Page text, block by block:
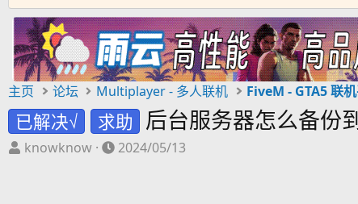
主页 论坛 Multiplayer - 多人联机 FiveM - GTA5 联
已解决√ 求助 后台服务器怎么备份
主
knowknow
开
2024/05/13